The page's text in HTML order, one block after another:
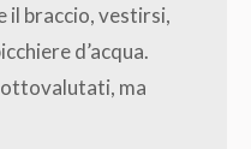
il braccio, vestirsi,
d’acqua.
ma